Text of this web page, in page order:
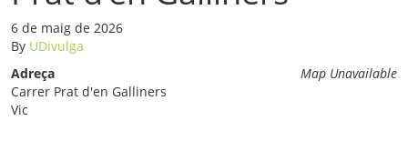
6 de maig de 2026
By UDivulga
Map Unavailable
Adreça
Carrer Prat d'en Galliners
Vic